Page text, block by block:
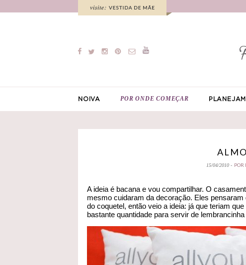
NOIVA POR ONDE COMEÇAR
15/04/2010 - POR
A ideia é bacana e vou compartilhar. O
mesmo cuidaram da decoração. Eles
do coquetel, então veio a ideia: já que teriam
bastante quantidade para servir de